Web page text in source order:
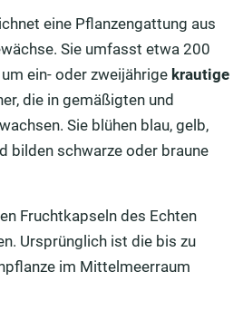
Wunderlebensmittel?
das Öl aus fetten Fischen
auf die Haltbarkeit
eine Pflanzengattung aus
Sie umfasst etwa 200
ein- oder zweijährige krautige
die in gemäßigten und
Sie blühen blau, gelb,
bilden schwarze oder braune
Fruchtkapseln des Echten
Ursprünglich ist die bis zu
im Mittelmeerraum